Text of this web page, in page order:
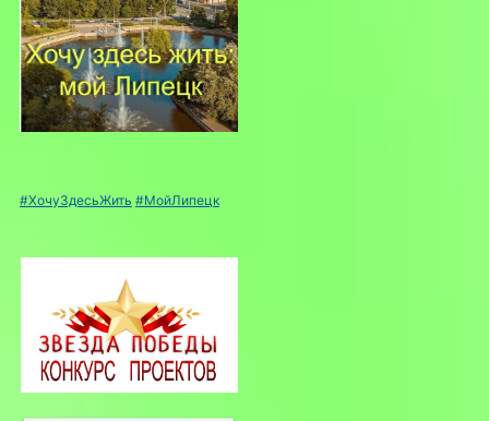
#ХочуЗдесьЖить #МойЛипецк